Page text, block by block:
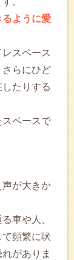
ように愛
スペース
さらにひど
たりする
ペースで
が大きか
車や人、
頻繁に吠
がありま